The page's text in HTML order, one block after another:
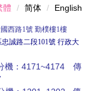
體 简体 English
西路1號 勤樸樓1樓
二段101號 行政大
機：4171~4174 傳